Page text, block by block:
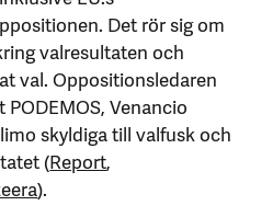
Det rör sig om
valresultaten och
val. Oppositionsledaren
Venancio
skyldiga till valfusk och
(Report,
).